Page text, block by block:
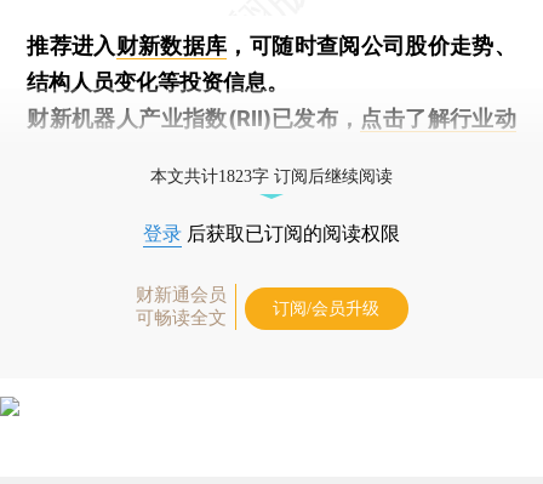
推荐进入财新数据库 ，可随时查阅公司股价走势、
结构人员变化等投资信息。
财新机器人产业指数(RII)已发布， 点击了解行业动
本文共计1823字 订阅后继续阅读
登录 后获取已订阅的阅读权限
财新通会员
可畅读全文
订阅/会员升级